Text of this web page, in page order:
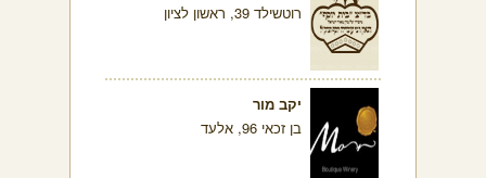
רוטשילד 39, ראשון לציון
יקב מור
בן זכאי 96, אלעד